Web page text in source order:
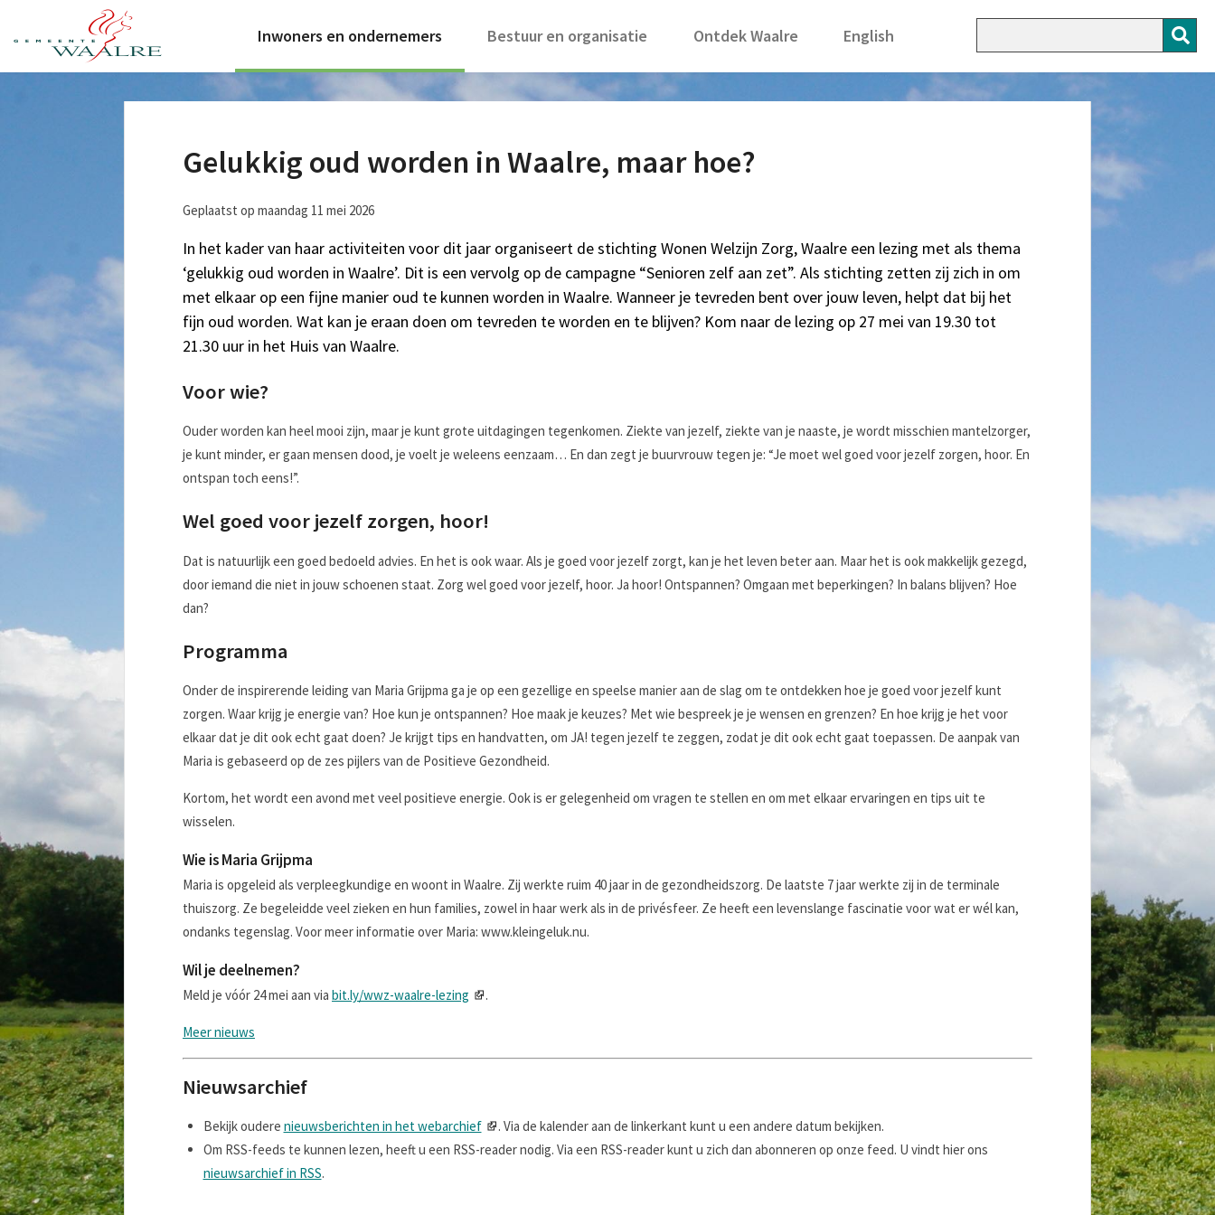
Inwoners en ondernemers Bestuur en organisatie Ontdek Waalre English
Gelukkig oud worden in Waalre, maar hoe?
Geplaatst op maandag 11 mei 2026
In het kader van haar activiteiten voor dit jaar organiseert de stichting Wonen Welzijn Zorg, Waalre een lezing met als thema
‘gelukkig oud worden in Waalre’. Dit is een vervolg op de campagne “Senioren zelf aan zet”. Als stichting zetten zij zich in om
met elkaar op een fijne manier oud te kunnen worden in Waalre. Wanneer je tevreden bent over jouw leven, helpt dat bij het
fijn oud worden. Wat kan je eraan doen om tevreden te worden en te blijven? Kom naar de lezing op 27 mei van 19.30 tot
21.30 uur in het Huis van Waalre.
Voor wie?
Ouder worden kan heel mooi zijn, maar je kunt grote uitdagingen tegenkomen. Ziekte van jezelf, ziekte van je naaste, je wordt misschien mantelzorger,
je kunt minder, er gaan mensen dood, je voelt je weleens eenzaam… En dan zegt je buurvrouw tegen je: “Je moet wel goed voor jezelf zorgen, hoor. En
ontspan toch eens!”.
Wel goed voor jezelf zorgen, hoor!
Dat is natuurlijk een goed bedoeld advies. En het is ook waar. Als je goed voor jezelf zorgt, kan je het leven beter aan. Maar het is ook makkelijk gezegd,
door iemand die niet in jouw schoenen staat. Zorg wel goed voor jezelf, hoor. Ja hoor! Ontspannen? Omgaan met beperkingen? In balans blijven? Hoe
dan?
Programma
Onder de inspirerende leiding van Maria Grijpma ga je op een gezellige en speelse manier aan de slag om te ontdekken hoe je goed voor jezelf kunt
zorgen. Waar krijg je energie van? Hoe kun je ontspannen? Hoe maak je keuzes? Met wie bespreek je je wensen en grenzen? En hoe krijg je het voor
elkaar dat je dit ook echt gaat doen? Je krijgt tips en handvatten, om JA! tegen jezelf te zeggen, zodat je dit ook echt gaat toepassen. De aanpak van
Maria is gebaseerd op de zes pijlers van de Positieve Gezondheid.
Kortom, het wordt een avond met veel positieve energie. Ook is er gelegenheid om vragen te stellen en om met elkaar ervaringen en tips uit te
wisselen.
Wie is Maria Grijpma
Maria is opgeleid als verpleegkundige en woont in Waalre. Zij werkte ruim 40 jaar in de gezondheidszorg. De laatste 7 jaar werkte zij in de terminale
thuiszorg. Ze begeleidde veel zieken en hun families, zowel in haar werk als in de privésfeer. Ze heeft een levenslange fascinatie voor wat er wél kan,
ondanks tegenslag. Voor meer informatie over Maria: www.kleingeluk.nu.
Wil je deelnemen?
Meld je vóór 24 mei aan via bit.ly/wwz-waalre-lezing .
Meer nieuws
Nieuwsarchief
Bekijk oudere nieuwsberichten in het webarchief
. Via de kalender aan de linkerkant kunt u een andere datum bekijken.
Om RSS-feeds te kunnen lezen, heeft u een RSS-reader nodig. Via een RSS-reader kunt u zich dan abonneren op onze feed. U vindt hier ons
nieuwsarchief in RSS.